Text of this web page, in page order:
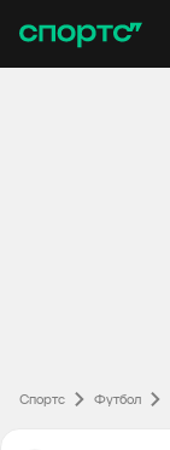
Спортс Футбол